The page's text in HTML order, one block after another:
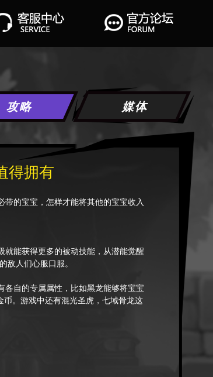
攻略 媒体
得拥有
的宝宝，怎样才能将其他的宝宝收入
能获得更多的被动技能，从潜能觉醒
敌人们心服口服。
自的专属属性，比如黑龙能够将宝宝
币。游戏中还有混光圣虎，七域骨龙这